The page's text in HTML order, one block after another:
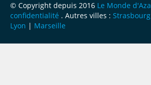
© Copyright depuis 2016 Le Monde d'Aza
confidentialité . Autres villes : Strasbourg
Lyon | Marseille